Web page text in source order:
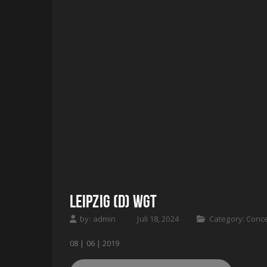
LEIPZIG (D) WGT
by: admin Juli 18, 2024 Category:
08 | 06 | 2019